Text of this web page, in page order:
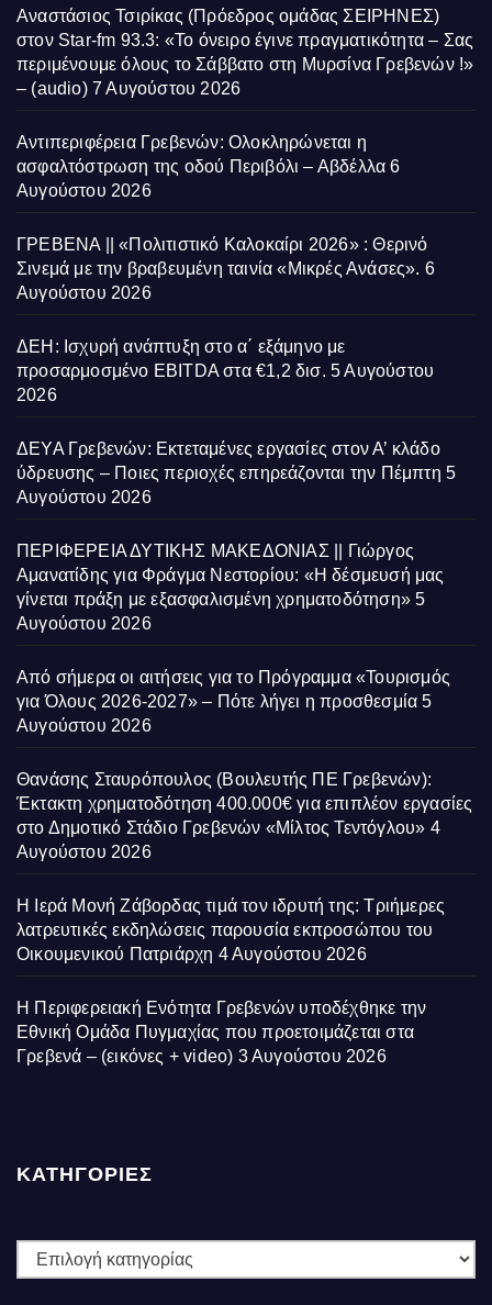
Αναστάσιος Τσιρίκας (Πρόεδρος ομάδας ΣΕΙΡΗΝΕΣ)
στον Star-fm 93.3: «Το όνειρο έγινε πραγματικότητα – Σας
περιμένουμε όλους το Σάββατο στη Μυρσίνα Γρεβενών !»
– (audio) 7 Αυγούστου 2026
Αντιπεριφέρεια Γρεβενών: Ολοκληρώνεται η
ασφαλτόστρωση της οδού Περιβόλι – Αβδέλλα 6
Αυγούστου 2026
ΓΡΕΒΕΝΑ || «Πολιτιστικό Καλοκαίρι 2026» : Θερινό
Σινεμά με την βραβευμένη ταινία «Μικρές Ανάσες». 6
Αυγούστου 2026
ΔΕΗ: Ισχυρή ανάπτυξη στο α΄ εξάμηνο με
προσαρμοσμένο EBITDA στα €1,2 δισ. 5 Αυγούστου
2026
ΔΕΥΑ Γρεβενών: Εκτεταμένες εργασίες στον Α’ κλάδο
ύδρευσης – Ποιες περιοχές επηρεάζονται την Πέμπτη 5
Αυγούστου 2026
ΠΕΡΙΦΕΡΕΙΑ ΔΥΤΙΚΗΣ ΜΑΚΕΔΟΝΙΑΣ || Γιώργος
Αμανατίδης για Φράγμα Νεστορίου: «Η δέσμευσή μας
γίνεται πράξη με εξασφαλισμένη χρηματοδότηση» 5
Αυγούστου 2026
Από σήμερα οι αιτήσεις για το Πρόγραμμα «Τουρισμός
για Όλους 2026-2027» – Πότε λήγει η προσθεσμία 5
Αυγούστου 2026
Θανάσης Σταυρόπουλος (Βουλευτής ΠΕ Γρεβενών):
Έκτακτη χρηματοδότηση 400.000€ για επιπλέον εργασίες
στο Δημοτικό Στάδιο Γρεβενών «Μίλτος Τεντόγλου» 4
Αυγούστου 2026
Η Ιερά Μονή Ζάβορδας τιμά τον ιδρυτή της: Τριήμερες
λατρευτικές εκδηλώσεις παρουσία εκπροσώπου του
Οικουμενικού Πατριάρχη 4 Αυγούστου 2026
Η Περιφερειακή Ενότητα Γρεβενών υποδέχθηκε την
Εθνική Ομάδα Πυγμαχίας που προετοιμάζεται στα
Γρεβενά – (εικόνες + video) 3 Αυγούστου 2026
ΚΑΤΗΓΟΡΙΕΣ
ΚΑΤΗΓΟΡΙΕΣ